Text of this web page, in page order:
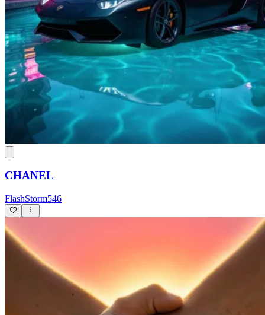
CHANEL
FlashStorm546